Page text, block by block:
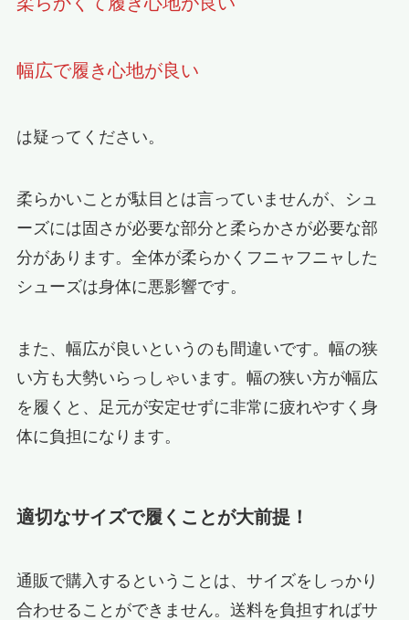
幅広で履き心地が良い
は疑ってください。
柔らかいことが駄目とは言っていませんが、シュ
ーズには固さが必要な部分と柔らかさが必要な部
分があります。全体が柔らかくフニャフニャした
シューズは身体に悪影響です。
また、幅広が良いというのも間違いです。幅の狭
い方も大勢いらっしゃいます。幅の狭い方が幅広
を履くと、足元が安定せずに非常に疲れやすく身
体に負担になります。
適切なサイズで履くことが大前提！
通販で購入するということは、サイズをしっかり
合わせることができません。送料を負担すればサ